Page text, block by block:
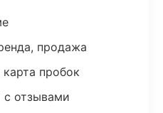
продажа
пробок
с отзывами